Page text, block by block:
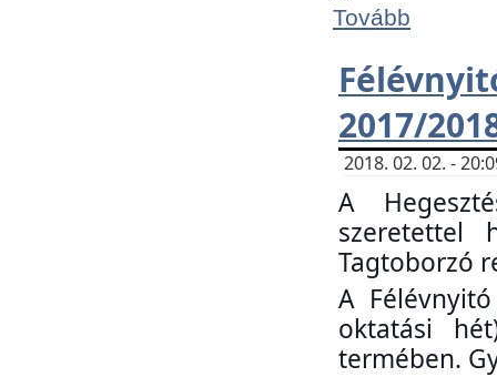
Tovább
2017/
2018. 02. 02. -
A
szeretettel
Tagtoborzó
A
oktatási
termében.